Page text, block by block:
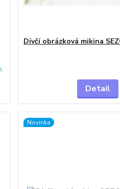
Dívčí obrázková mikina
Detail
Novinka